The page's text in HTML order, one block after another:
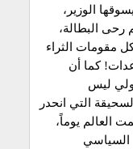
الوزير،
رحى البطالة،
مقومات الثراء
كما أن
ليس
التي انحدر
العالم يوماً،
السياسي